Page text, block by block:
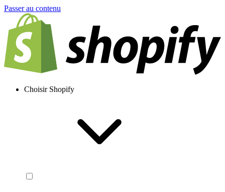
Passer au contenu
Choisir Shopify